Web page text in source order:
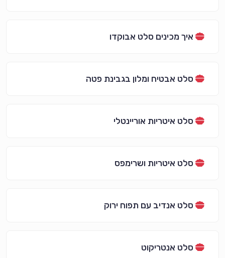
איך מכינים סלט אבוקדו
סלט אבטיח ומלון בגבינת פטה
סלט איטריות אוריינטלי
סלט איטריות ושרימפס
סלט אנדיב עם תפוח ירוק
סלט אנטריקוט